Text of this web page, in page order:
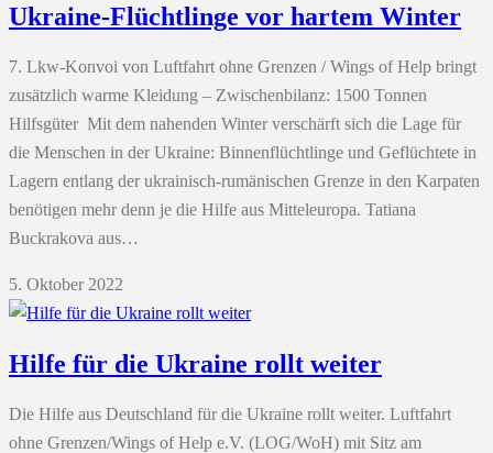
Ukraine-Flüchtlinge vor hartem Winter
7. Lkw-Konvoi von Luftfahrt ohne Grenzen / Wings of Help bringt
zusätzlich warme Kleidung – Zwischenbilanz: 1500 Tonnen
Hilfsgüter Mit dem nahenden Winter verschärft sich die Lage für
die Menschen in der Ukraine: Binnenflüchtlinge und Geflüchtete in
Lagern entlang der ukrainisch-rumänischen Grenze in den Karpaten
benötigen mehr denn je die Hilfe aus Mitteleuropa. Tatiana
Buckrakova aus…
5. Oktober 2022
Hilfe für die Ukraine rollt weiter
Die Hilfe aus Deutschland für die Ukraine rollt weiter. Luftfahrt
ohne Grenzen/Wings of Help e.V. (LOG/WoH) mit Sitz am